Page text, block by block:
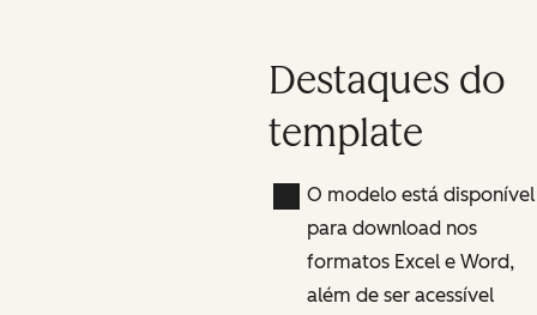
Destaques do
template
O modelo está disponível
para download nos
formatos Excel e Word,
além de ser acessível